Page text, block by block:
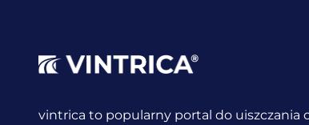
vintrica to popularny portal do uiszczania